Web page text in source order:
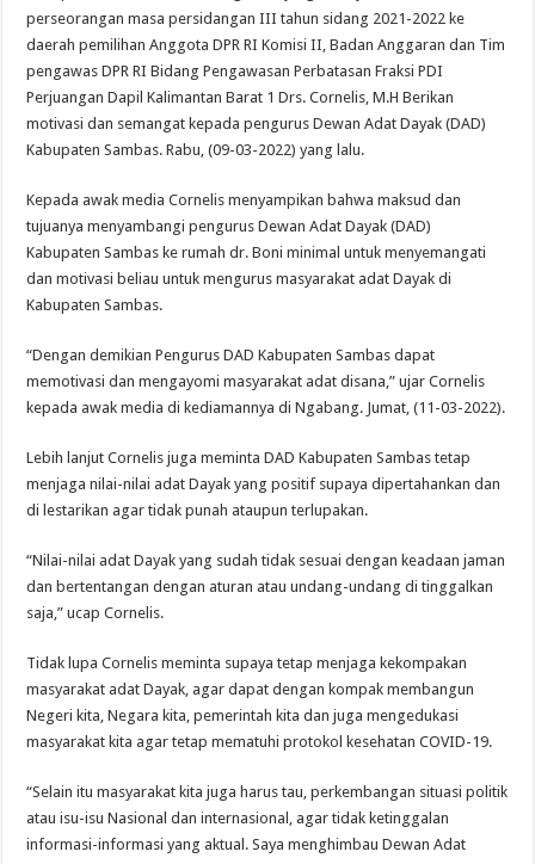
perseorangan masa persidangan III tahun sidang 2021-2022 ke
daerah pemilihan Anggota DPR RI Komisi II, Badan Anggaran dan Tim
pengawas DPR RI Bidang Pengawasan Perbatasan Fraksi PDI
Perjuangan Dapil Kalimantan Barat 1 Drs. Cornelis, M.H Berikan
motivasi dan semangat kepada pengurus Dewan Adat Dayak (DAD)
Kabupaten Sambas. Rabu, (09-03-2022) yang lalu.
Kepada awak media Cornelis menyampikan bahwa maksud dan
tujuanya menyambangi pengurus Dewan Adat Dayak (DAD)
Kabupaten Sambas ke rumah dr. Boni minimal untuk menyemangati
dan motivasi beliau untuk mengurus masyarakat adat Dayak di
Kabupaten Sambas.
“Dengan demikian Pengurus DAD Kabupaten Sambas dapat
memotivasi dan mengayomi masyarakat adat disana,” ujar Cornelis
kepada awak media di kediamannya di Ngabang. Jumat, (11-03-2022).
Lebih lanjut Cornelis juga meminta DAD Kabupaten Sambas tetap
menjaga nilai-nilai adat Dayak yang positif supaya dipertahankan dan
di lestarikan agar tidak punah ataupun terlupakan.
“Nilai-nilai adat Dayak yang sudah tidak sesuai dengan keadaan jaman
dan bertentangan dengan aturan atau undang-undang di tinggalkan
saja,” ucap Cornelis.
Tidak lupa Cornelis meminta supaya tetap menjaga kekompakan
masyarakat adat Dayak, agar dapat dengan kompak membangun
Negeri kita, Negara kita, pemerintah kita dan juga mengedukasi
masyarakat kita agar tetap mematuhi protokol kesehatan COVID-19.
“Selain itu masyarakat kita juga harus tau, perkembangan situasi politik
atau isu-isu Nasional dan internasional, agar tidak ketinggalan
informasi-informasi yang aktual. Saya menghimbau Dewan Adat